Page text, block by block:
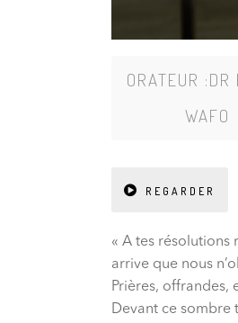
ORATEUR :DR
WAFO
REGARDER
« A tes résolutions
arrive que nous
Prières, offrandes,
Devant ce sombre